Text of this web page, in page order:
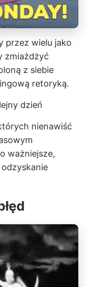
przez wielu jako
zmiażdżyć
z siebie
retoryką.
dzień
nienawiść
ważniejsze,